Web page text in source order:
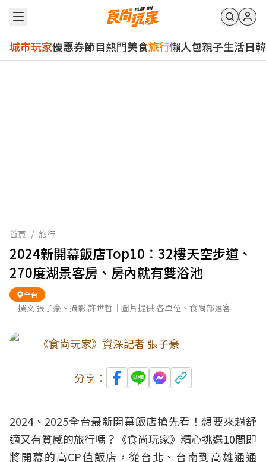
城市玩家優惠券節目熱門美食旅行懶人包親子生活日韓
首頁 / 旅行
2024新開幕飯店Top10：32樓天空步道、
270度湖景客房、房內就有雙浴池
全台
｜撰文 張子豪、攝影 許世哲｜圖片提供 各單位、食尚部落客
《食尚玩家》資深記者 張子豪
分享：
2024、2025全台最新開幕飯店搶先看！想要來趟舒
適又有質感的旅行嗎？《食尚玩家》精心挑選10間即
將開幕的高CP值飯店，從台北、台南到高雄通通